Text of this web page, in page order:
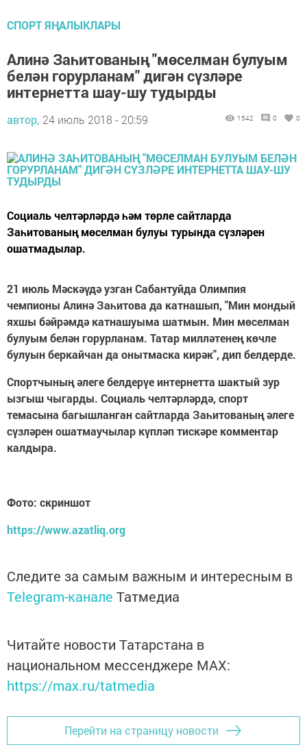
СПОРТ ЯҢАЛЫКЛАРЫ
Алинә Заһитованың "мөселман булуым
белән горурланам" дигән сүзләре
интернетта шау-шу тудырды
автор, 24 июль 2018 - 20:59 1542 0 0
Социаль челтәрләрдә һәм төрле сайтларда
Заһитованың мөселман булуы турында сүзләрен
ошатмадылар.
21 июль Мәскәүдә узган Сабантуйда Олимпия
чемпионы Алинә Заһитова да катнашып, "Мин мондый
яхшы бәйрәмдә катнашуыма шатмын. Мин мөселман
булуым белән горурланам. Татар милләтенең көчле
булуын беркайчан да онытмаска кирәк", дип белдерде.
Спортчының әлеге белдерүе интернетта шактый зур
ызгыш чыгарды. Социаль челтәрләрдә, спорт
темасына багышланган сайтларда Заһитованың әлеге
сүзләрен ошатмаучылар күпләп тискәре комментар
калдыра.
Фото: скриншот
https://www.azatliq.org
Следите за самым важным и интересным в
Telegram-канале Татмедиа
Читайте новости Татарстана в
национальном мессенджере MАХ:
https://max.ru/tatmedia
Перейти на страницу новости